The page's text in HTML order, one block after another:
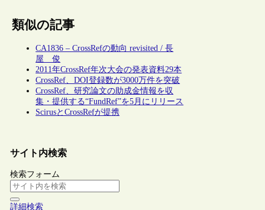
類似の記事
CA1836 – CrossRefの動向 revisited / 長
屋 俊
2011年CrossRef年次大会の発表資料29本
CrossRef、DOI登録数が3000万件を突破
CrossRef、研究論文の助成金情報を収
集・提供する“FundRef”を5月にリリース
ScirusとCrossRefが提携
サイト内検索
検索フォーム
詳細検索